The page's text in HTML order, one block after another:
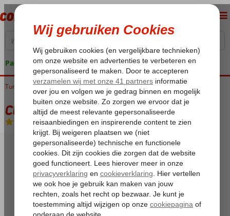
Pakketgarantie
Home
Turkije Egeische kust Marmaris Marmaris-Centrum Club Ceylan
Club Ceylan
Logies-Appartement